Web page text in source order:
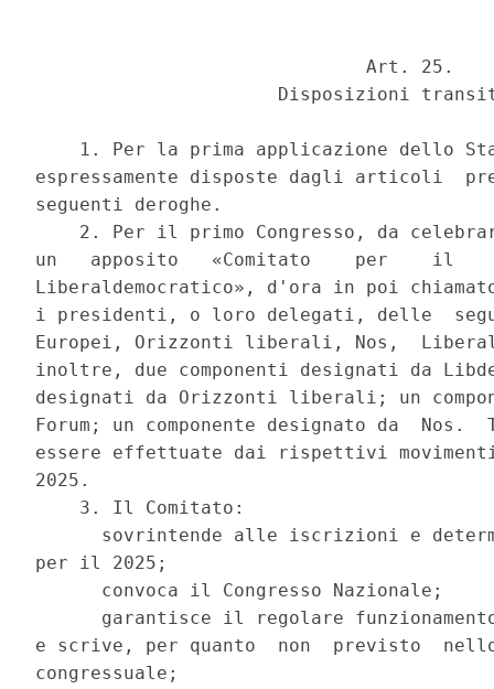
                              Art. 25.
Disposizioni
1. Per la prima applicazione dello
espressamente disposte dagli articoli
seguenti deroghe.
2. Per il primo Congresso, da
un   apposito   «Comitato    per    il
Liberaldemocratico», d'ora in poi
i presidenti, o loro delegati, delle
Europei, Orizzonti liberali, Nos,
inoltre, due componenti designati da
designati da Orizzonti liberali; un
Forum; un componente designato da
essere effettuate dai rispettivi
2025.
    3. Il Comitato:
sovrintende alle iscrizioni e
per il 2025;
      convoca il Congresso Nazionale;
garantisce il regolare
e scrive, per quanto  non  previsto
congressuale;